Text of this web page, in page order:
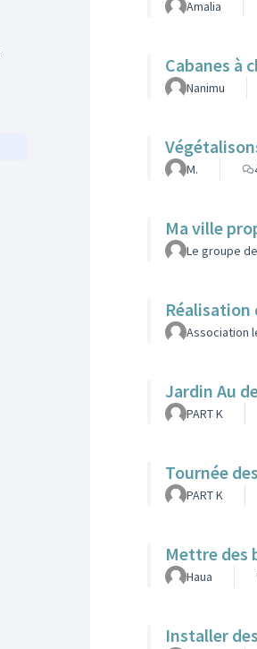
Amalia
Cabanes à
Nanimu
M.
Ma ville
Le groupe
Association
Jardin Au
PART K
Tournée
PART K
Mettre des
Haua
Installer